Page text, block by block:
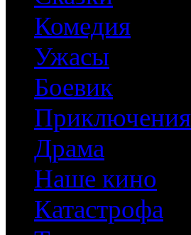
Комедия
Ужасы
Боевик
Приключения
Драма
Наше кино
Катастрофа